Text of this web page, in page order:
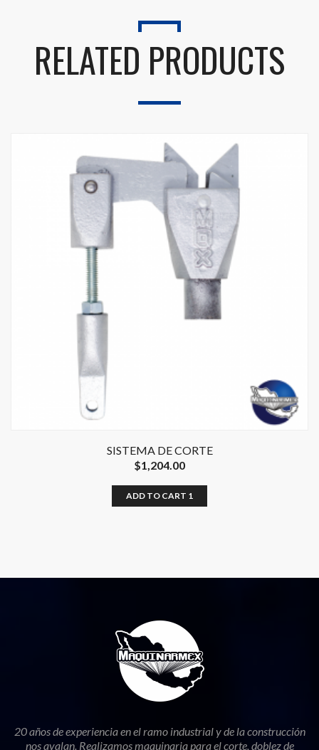
RELATED PRODUCTS
SISTEMA DE CORTE
$1,204.00
ADD TO CART 1
20 años de experiencia en el ramo industrial y de la construcción
nos avalan. Realizamos maquinaria para el corte, doblez de